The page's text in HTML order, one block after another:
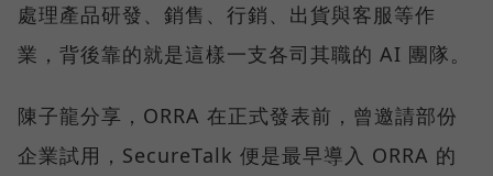
處理產品研發、銷售、行銷、出貨與客服等作
業，背後靠的就是這樣一支各司其職的 AI 團隊。
陳子龍分享，ORRA 在正式發表前，曾邀請部份
企業試用，SecureTalk 便是最早導入 ORRA 的